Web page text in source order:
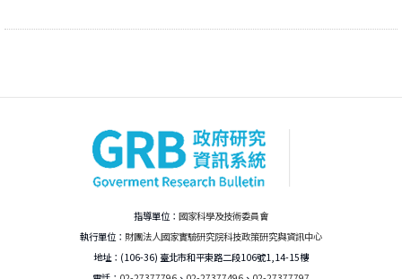
指導單位： 國家科學及技術委員會
執行單位： 財團法人國家實驗研究院科技政策研究與資訊中心
地址：(106-36) 臺北市和平東路二段106號1,14-15樓